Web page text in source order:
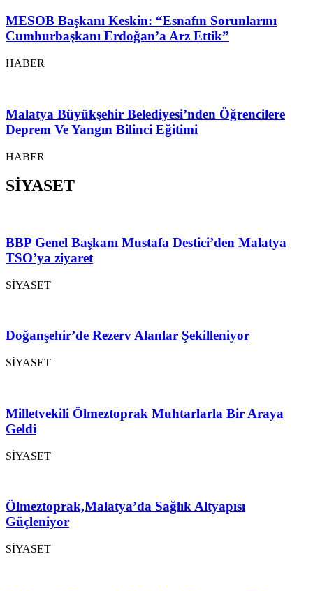
MESOB Başkanı Keskin: “Esnafın Sorunlarını
Cumhurbaşkanı Erdoğan’a Arz Ettik”
HABER
Malatya Büyükşehir Belediyesi’nden Öğrencilere
Deprem Ve Yangın Bilinci Eğitimi
HABER
SİYASET
BBP Genel Başkanı Mustafa Destici’den Malatya
TSO’ya ziyaret
SİYASET
Doğanşehir’de Rezerv Alanlar Şekilleniyor
SİYASET
Milletvekili Ölmeztoprak Muhtarlarla Bir Araya
Geldi
SİYASET
Ölmeztoprak,Malatya’da Sağlık Altyapısı
Güçleniyor
SİYASET